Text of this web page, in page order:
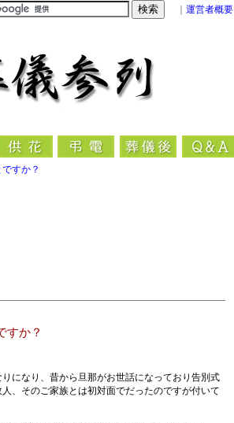
運営者概要
すか？
すか？
になり、昔から旦那がお世話になっており告別式
、そのご家族とは初対面でだったのですが付いて